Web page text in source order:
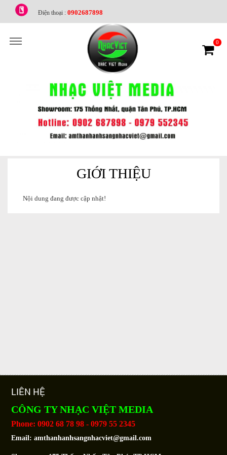
Điện thoại : 0902687898
0
GIỚI THIỆU
Nội dung đang được cập nhật!
LIÊN HỆ
CÔNG TY NHẠC VIỆT MEDIA
Phone: 0902 68 78 98 - 0979 55 2345
Email: amthanhanhsangnhacviet@gmail.com